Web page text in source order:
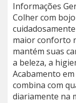
Informações
Colher com
maior conforto
mantém suas
a beleza, a
Acabamento
combina com
diariamente na